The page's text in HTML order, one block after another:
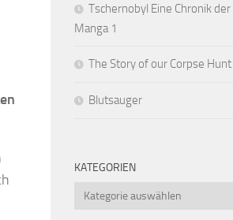
Tschernobyl Eine Chronik
Manga 1
The Story of our Corpse Hunt
Blutsauger
KATEGORIEN
Kategorien